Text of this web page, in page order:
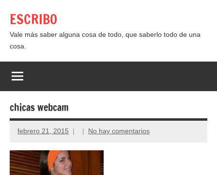
contenido
ESCRIBO
Vale más saber alguna cosa de todo, que saberlo todo de una
cosa.
chicas webcam
febrero 21, 2015 No hay comentarios